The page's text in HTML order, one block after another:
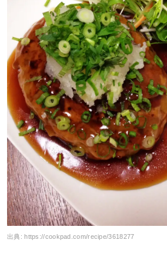
出典:https://cookpad.com/recipe/3618277